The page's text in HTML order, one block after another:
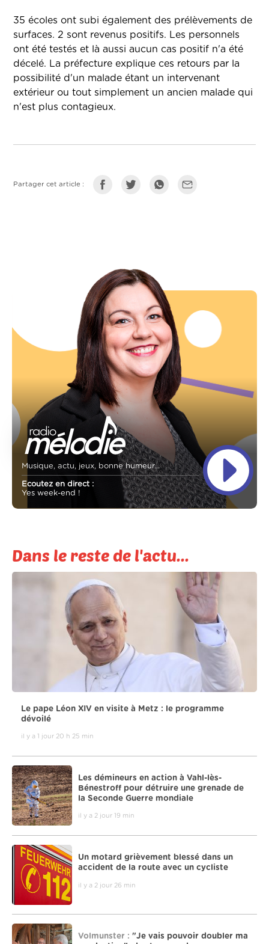
35 écoles ont subi également des prélèvements de
surfaces. 2 sont revenus positifs. Les personnels
ont été testés et là aussi aucun cas positif n'a été
décelé. La préfecture explique ces retours par la
possibilité d'un malade étant un intervenant
extérieur ou tout simplement un ancien malade qui
n'est plus contagieux.
Partager cet article :
Musique, actu, jeux, bonne humeur...
Ecoutez en direct :
Yes week-end !
Dans le reste de l'actu...
Le pape Léon XIV en visite à Metz : le programme
dévoilé
il y a 1 jour 20 h 25 min
Les démineurs en action à Vahl-lès-
Bénestroff pour détruire une grenade de
la Seconde Guerre mondiale
il y a 2 jour 19 min
Un motard grièvement blessé dans un
accident de la route avec un cycliste
il y a 2 jour 26 min
Volmunster : "Je vais pouvoir doubler ma